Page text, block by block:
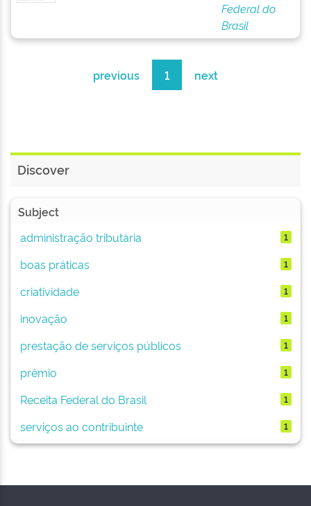
Federal do
Brasil
previous 1 next
Discover
Subject
administração tributária
1
boas práticas 1
criatividade 1
inovação 1
prestação de serviços públicos 1
prêmio 1
Receita Federal do Brasil 1
serviços ao contribuinte 1